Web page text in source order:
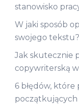
stanowisko
W jaki sposób
swojego tekstu?
Jak skutecznie
copywriterską
6 błędów, które
początkujących